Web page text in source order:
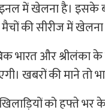
में खेलना है। इसके
की सीरीज में खेलना
भारत और श्रीलंका
खबरों की माने तो
को हफ्ते भर के